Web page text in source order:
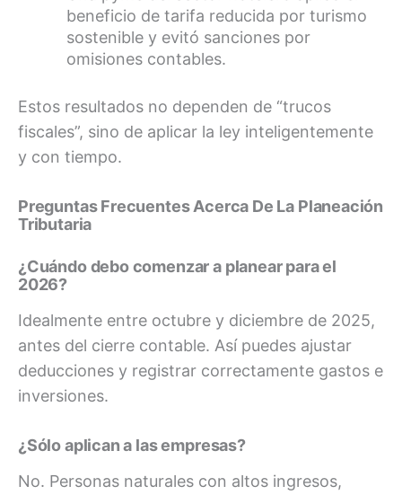
beneficio de tarifa reducida por turismo
sostenible y evitó sanciones por
omisiones contables.
Estos resultados no dependen de “trucos
fiscales”, sino de aplicar la ley inteligentemente
y con tiempo.
Preguntas Frecuentes Acerca De La Planeación
Tributaria
¿Cuándo debo comenzar a planear para el
2026?
Idealmente entre octubre y diciembre de 2025,
antes del cierre contable. Así puedes ajustar
deducciones y registrar correctamente gastos e
inversiones.
¿Sólo aplican a las empresas?
No. Personas naturales con altos ingresos,